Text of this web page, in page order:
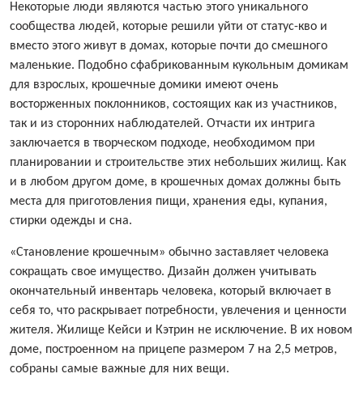
Некоторые люди являются частью этого уникального
сообщества людей, которые решили уйти от статус-кво и
вместо этого живут в домах, которые почти до смешного
маленькие. Подобно сфабрикованным кукольным домикам
для взрослых, крошечные домики имеют очень
восторженных поклонников, состоящих как из участников,
так и из сторонних наблюдателей. Отчасти их интрига
заключается в творческом подходе, необходимом при
планировании и строительстве этих небольших жилищ. Как
и в любом другом доме, в крошечных домах должны быть
места для приготовления пищи, хранения еды, купания,
стирки одежды и сна.
«Становление крошечным» обычно заставляет человека
сокращать свое имущество. Дизайн должен учитывать
окончательный инвентарь человека, который включает в
себя то, что раскрывает потребности, увлечения и ценности
жителя. Жилище Кейси и Кэтрин не исключение. В их новом
доме, построенном на прицепе размером 7 на 2,5 метров,
собраны самые важные для них вещи.